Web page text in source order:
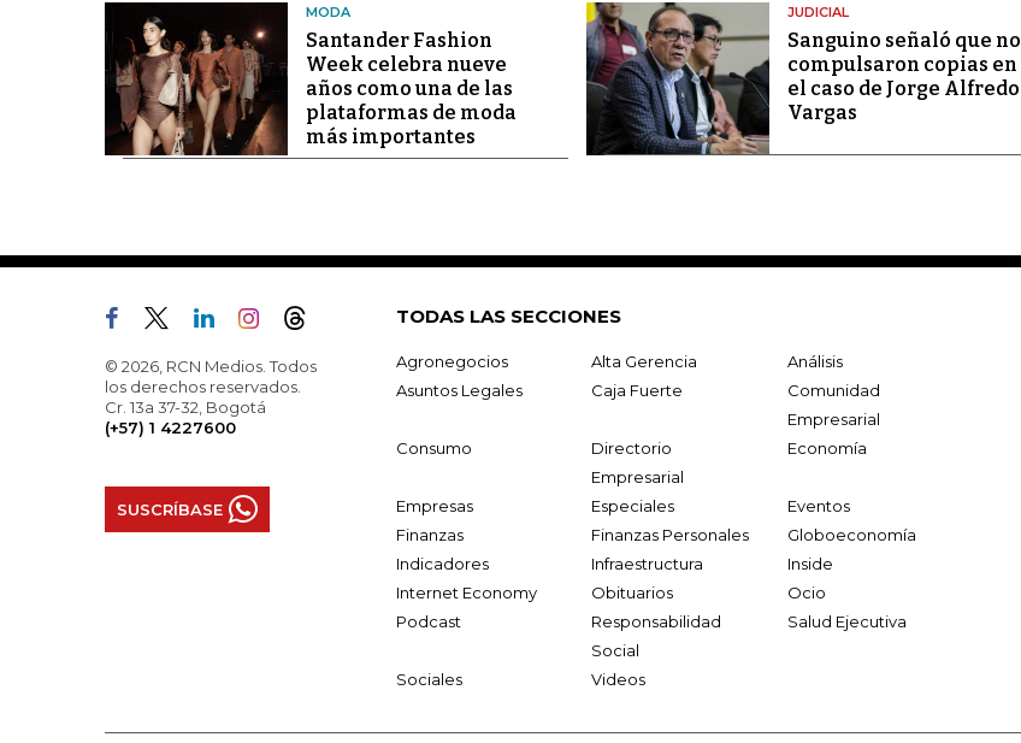
MODA
Santander Fashion
Week celebra nueve
años como una de las
plataformas de moda
más importantes
JUDICIAL
Sanguino señaló que no
compulsaron copias en
el caso de Jorge Alfredo
Vargas
© 2026, RCN Medios. Todos
los derechos reservados.
Cr. 13a 37-32, Bogotá
(+57) 1 4227600
SUSCRÍBASE
TODAS LAS SECCIONES
Agronegocios Alta Gerencia
Análisis
Asuntos Legales
Caja Fuerte
Comunidad
Empresarial
Consumo
Directorio
Empresarial
Economía
Empresas Especiales
Eventos
Finanzas
Finanzas Personales
Globoeconomía
Indicadores
Infraestructura
Inside
Internet Economy
Obituarios
Ocio
Podcast
Responsabilidad
Social
Salud Ejecutiva
Sociales Videos